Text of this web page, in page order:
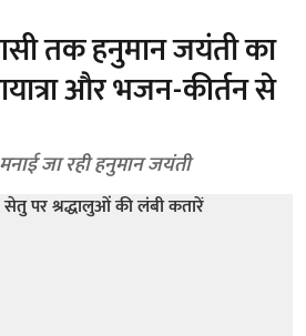
तक हनुमान जयंती का
और भजन-कीर्तन से
जा रही हनुमान जयंती